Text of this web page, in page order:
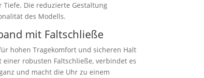
Die reduzierte Gestaltung
des Modells.
mit Faltschließe
hohen Tragekomfort und sicheren Halt
robusten Faltschließe, verbindet es
und macht die Uhr zu einem